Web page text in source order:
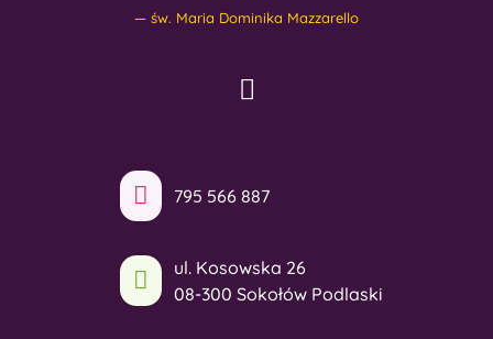
św. Maria Dominika Mazzarello
795 566 887
ul. Kosowska 26
08-300 Sokołów Podlaski